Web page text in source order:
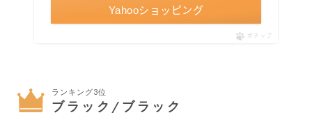
Yahooショッピング
ポチップ
ランキング3位
ブラック/ブラック